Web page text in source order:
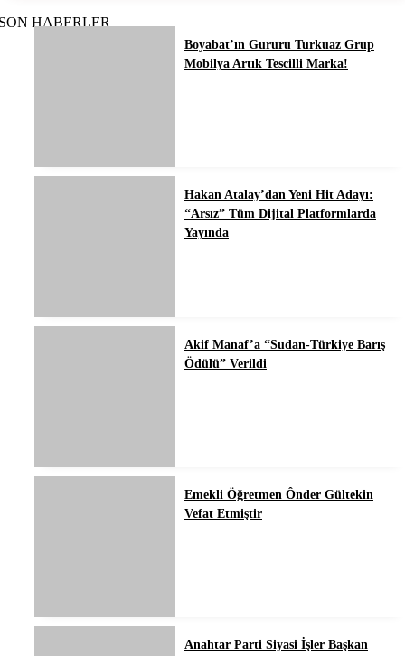
HABERLER
Boyabat’ın Gururu Turkuaz Grup
Mobilya Artık Tescilli Marka!
Hakan Atalay’dan Yeni Hit Adayı:
“Arsız” Tüm Dijital Platformlarda
Yayında
Akif Manaf’a “Sudan-Türkiye Barış
Ödülü” Verildi
Emekli Öğretmen Ônder Gültekin
Vefat Etmiştir
Anahtar Parti Siyasi İşler Başkan